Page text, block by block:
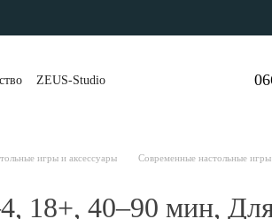
ZEUS-Studio
игры и аксессуары Современные настольные игры
18+, 40–90 мин,